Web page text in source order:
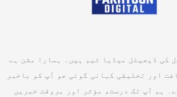
کی ڈیجیٹل میڈیا ٹیم ہیں۔ ہمارا مشن ہے
اور تخلیقی کہانی گوئی جو آپ کو باخبر
ہم آپ تک درست، مؤثر اور بروقت خبریں